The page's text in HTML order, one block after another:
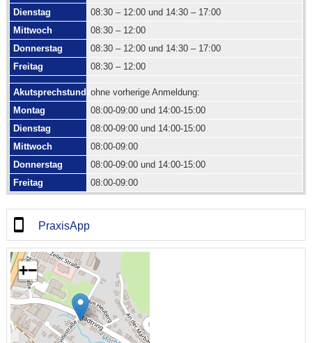
Dienstag
08:30 – 12:00 und 14:30 – 17:00
Mittwoch
08:30 – 12:00
Donnerstag
08:30 – 12:00 und 14:30 – 17:00
Freitag
08:30 – 12:00
Akutsprechstundeohne vorherige Anmeldung:
Montag
08:00-09:00 und 14:00-15:00
Dienstag
08:00-09:00 und 14:00-15:00
Mittwoch
08:00-09:00
Donnerstag
08:00-09:00 und 14:00-15:00
Freitag
08:00-09:00
PraxisApp
+−